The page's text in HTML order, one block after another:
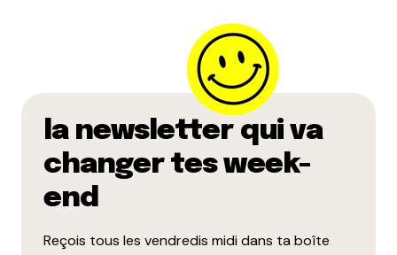
la newsletter qui va
changer tes week-
end
Reçois tous les vendredis midi dans ta boîte